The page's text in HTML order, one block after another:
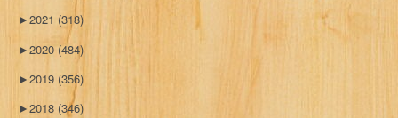
►2021 (318)
►2020 (484)
►2019 (356)
►2018 (346)